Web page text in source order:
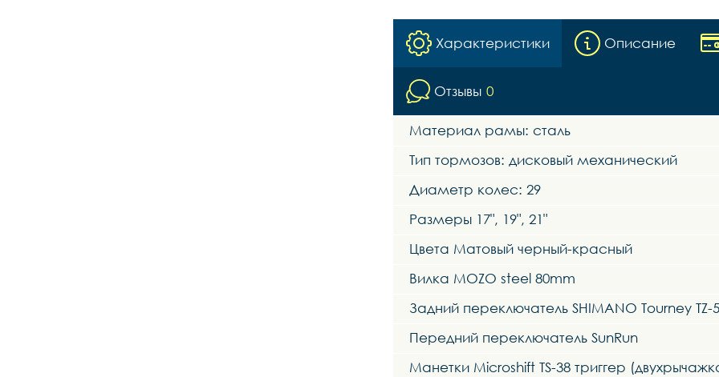
Характеристики Описание
Отзывы 0
Материал рамы: сталь
Тип тормозов: дисковый механический
Диаметр колес: 29
Размеры 17", 19", 21"
Цвета Матовый черный-красный
Вилка MOZO steel 80mm
Задний переключатель SHIMANO Tourney TZ-
Передний переключатель SunRun
Манетки Microshift TS-38 триггер